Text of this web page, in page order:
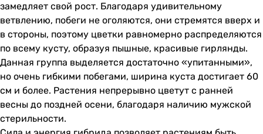
замедляет свой рост. Благодаря удивительному
ветвлению, побеги не оголяются, они стремятся вверх и
в стороны, поэтому цветки равномерно распределяются
по всему кусту, образуя пышные, красивые гирлянды.
Данная группа выделяется достаточно «упитанными»,
но очень гибкими побегами, ширина куста достигает 60
см и более. Растения непрерывно цветут с ранней
весны до поздней осени, благодаря наличию мужской
стерильности.